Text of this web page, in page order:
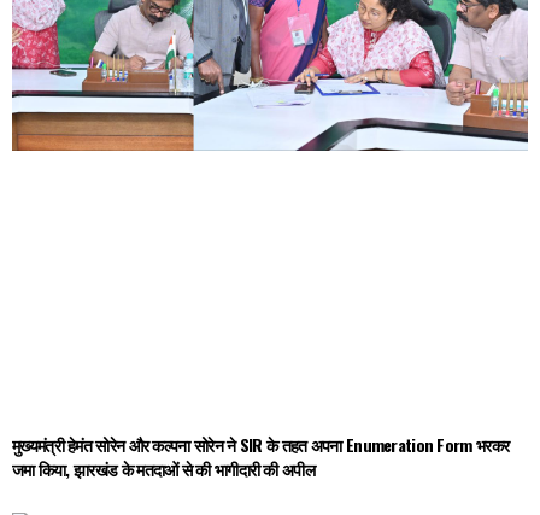
मुख्यमंत्री हेमंत सोरेन और कल्पना सोरेन ने SIR के तहत अपना Enumeration Form भरकर
जमा किया, झारखंड के मतदाओं से की भागीदारी की अपील